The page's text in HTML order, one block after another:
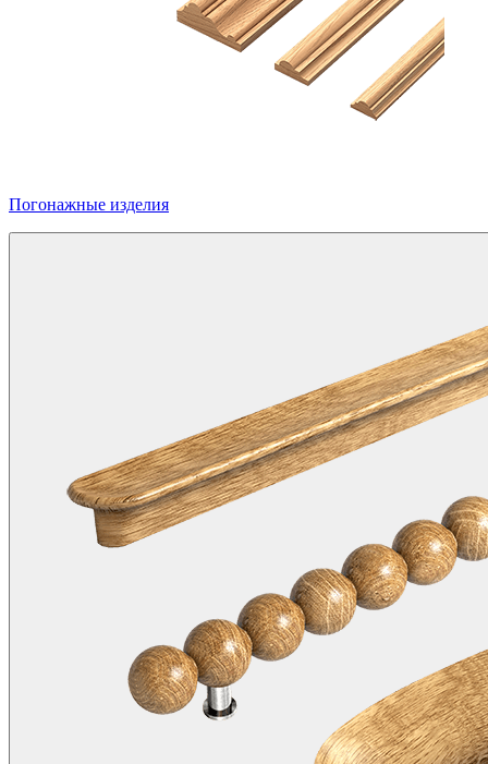
Погонажные изделия